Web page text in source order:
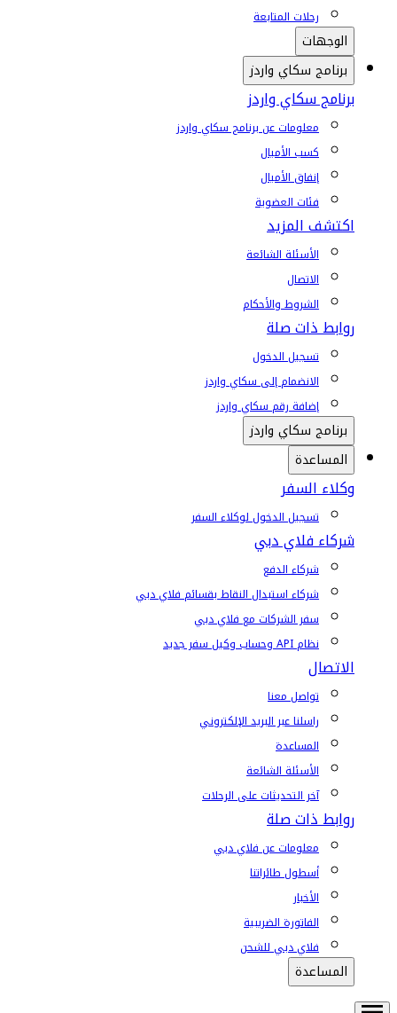
رحلات المتابعة
الوجهات
برنامج سكاي واردز
برنامج سكاي واردز
معلومات عن برنامج سكاي واردز
كسب الأميال
إنفاق الأميال
فئات العضوية
اكتشف المزيد
الأسئلة الشائعة
الاتصال
الشروط والأحكام
روابط ذات صلة
تسجيل الدخول
الانضمام إلى سكاي واردز
إضافة رقم سكاي واردز
برنامج سكاي واردز
المساعدة
وكلاء السفر
تسجيل الدخول لوكلاء السفر
شركاء فلاي دبي
شركاء الدفع
شركاء استبدال النقاط بقسائم فلاي دبي
سفر الشركات مع فلاي دبي
نظام API وحساب وكيل سفر جديد
الاتصال
تواصل معنا
راسلنا عبر البريد الإلكتروني
المساعدة
الأسئلة الشائعة
آخر التحديثات على الرحلات
روابط ذات صلة
معلومات عن فلاي دبي
أسطول طائراتنا
الأخبار
الفاتورة الضريبية
فلاي دبي للشحن
المساعدة